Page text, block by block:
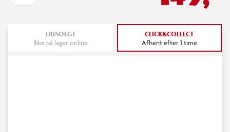
UDSOLGT
Ikke på lager online
CLICK&COLLECT
Afhent efter 1 time